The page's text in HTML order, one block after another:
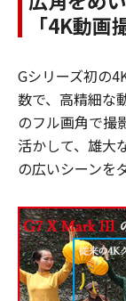
「4K動画
Gシリーズ初の
数で、高精細な
のフル画角で撮
活かして、雄大
の広いシーンを